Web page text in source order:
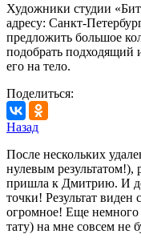
Художники студии
адресу: Санкт-
предложить большое
подобрать подходящий
его на тело.
Поделиться:
Назад
После нескольких
нулевым результатом!),
пришла к Дмитрию. И
точки! Результат виден
огромное! Еще немного
тату) на мне совсем не